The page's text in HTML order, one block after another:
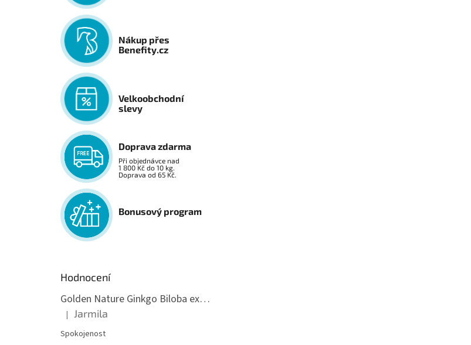
Nákup přes
Benefity.cz
Velkoobchodní
slevy
Doprava zdarma
Při objednávce nad
1 800 Kč do 10 kg.
Doprava od 65 Kč.
Bonusový program
Hodnocení
Golden Nature Ginkgo Biloba extrakt 50:1 60mg, 100 kapslí
Hodnocení produktu je 5 z 5 hvězdiček.
| Jarmila
Spokojenost